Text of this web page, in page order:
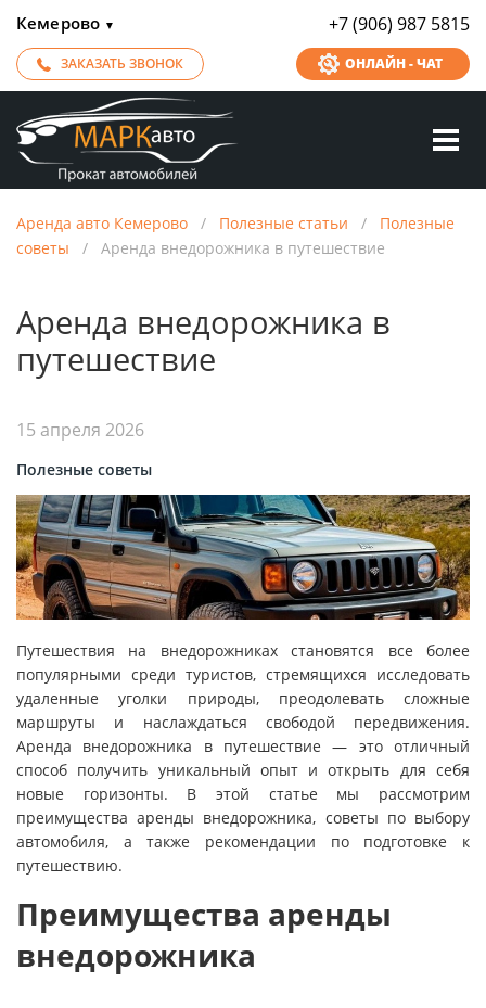
Кемерово ▼ +7 (906) 987 5815
ЗАКАЗАТЬ ЗВОНОК ОНЛАЙН - ЧАТ
Аренда авто Кемерово / Полезные статьи / Полезные
советы / Аренда внедорожника в путешествие
Аренда внедорожника в
путешествие
15 апреля 2026
Полезные советы
Путешествия на внедорожниках становятся все более
популярными среди туристов, стремящихся исследовать
удаленные уголки природы, преодолевать сложные
маршруты и наслаждаться свободой передвижения.
Аренда внедорожника в путешествие — это отличный
способ получить уникальный опыт и открыть для себя
новые горизонты. В этой статье мы рассмотрим
преимущества аренды внедорожника, советы по выбору
автомобиля, а также рекомендации по подготовке к
путешествию.
Преимущества аренды
внедорожника